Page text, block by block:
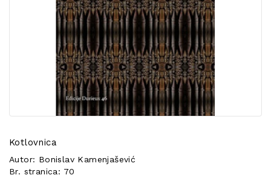
Kotlovnica
Autor: Bonislav Kamenjašević
Br. stranica: 70